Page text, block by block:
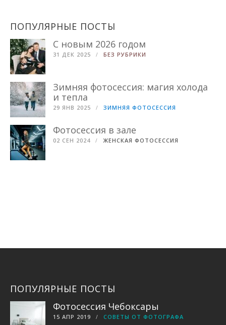
ПОПУЛЯРНЫЕ ПОСТЫ
С новым 2026 годом
31 ДЕК 2025 БЕЗ РУБРИКИ
Зимняя фотосессия: магия холода
и тепла
29 ЯНВ 2025 ЗИМНЯЯ ФОТОСЕССИЯ
Фотосессия в зале
02 СЕН 2024 ЖЕНСКАЯ ФОТОСЕССИЯ
ПОПУЛЯРНЫЕ ПОСТЫ
Фотосессия Чебоксары
15 АПР 2019 СОВЕТЫ ОТ ФОТОГРАФА